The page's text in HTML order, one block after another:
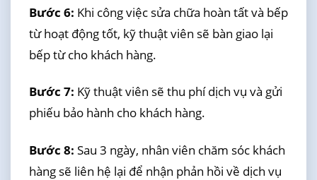
Bước 6: Khi công việc sửa chữa hoàn tất và bếp
từ hoạt động tốt, kỹ thuật viên sẽ bàn giao lại
bếp từ cho khách hàng.
Bước 7: Kỹ thuật viên sẽ thu phí dịch vụ và gửi
phiếu bảo hành cho khách hàng.
Bước 8: Sau 3 ngày, nhân viên chăm sóc khách
hàng sẽ liên hệ lại để nhận phản hồi về dịch vụ